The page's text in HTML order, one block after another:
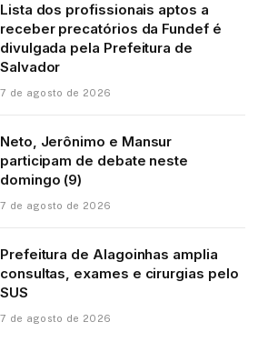
Lista dos profissionais aptos a
receber precatórios da Fundef é
divulgada pela Prefeitura de
Salvador
7 de agosto de 2026
Neto, Jerônimo e Mansur
participam de debate neste
domingo (9)
7 de agosto de 2026
Prefeitura de Alagoinhas amplia
consultas, exames e cirurgias pelo
SUS
7 de agosto de 2026